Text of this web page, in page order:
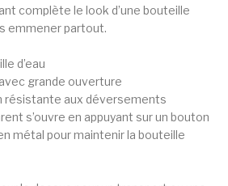
complète le look d’une bouteille
emmener partout.
d’eau
grande ouverture
résistante aux déversements
s’ouvre en appuyant sur un bouton
métal pour maintenir la bouteille